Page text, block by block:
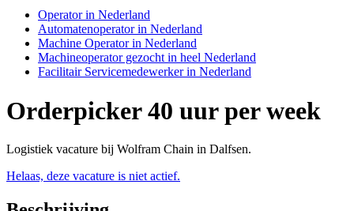
Operator in Nederland
Automatenoperator in Nederland
Machine Operator in Nederland
Machineoperator gezocht in heel Nederland
Facilitair Servicemedewerker in Nederland
Orderpicker 40 uur per week
Logistiek vacature bij Wolfram Chain in Dalfsen.
Helaas, deze vacature is niet actief.